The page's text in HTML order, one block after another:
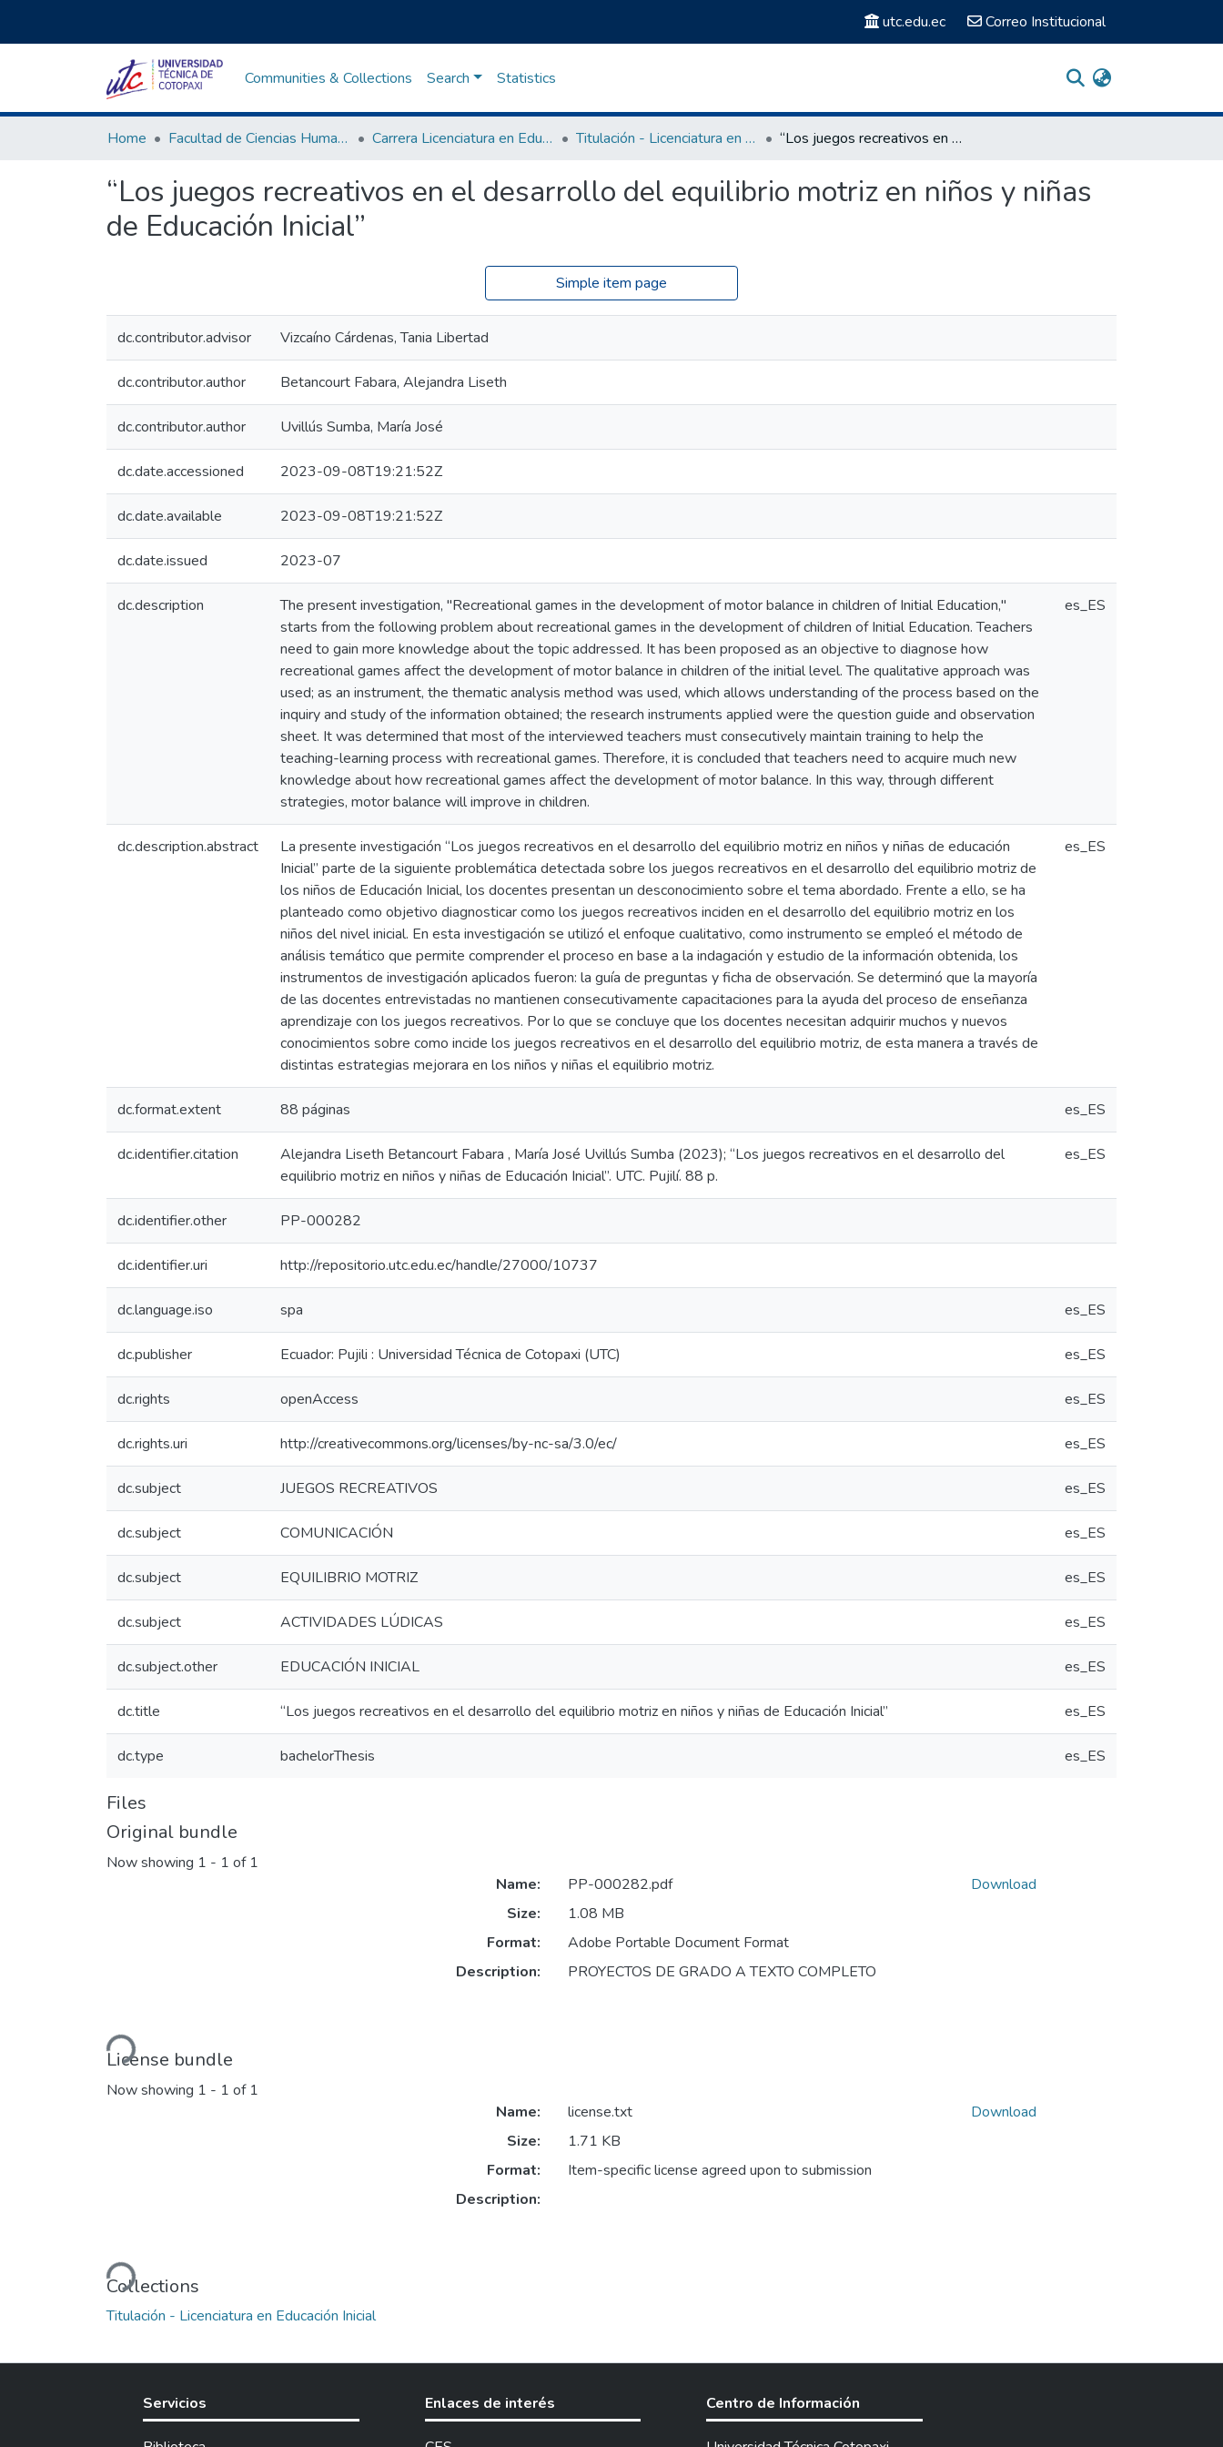
utc.edu.ec Correo Institucional
Communities & Collections Search Statistics
Home Facultad de Ciencias Humanas y Educación Carrera Licenciatura en Educación Inicial Titulación - Licenciatura en Educación Inicial “Los juegos recreativos en el desarrollo del equilibrio motriz en niños y niñas de Educación Inicial”
“Los juegos recreativos en el desarrollo del equilibrio motriz en niños y niñas
de Educación Inicial”
Simple item page
dc.contributor.advisor Vizcaíno Cárdenas, Tania Libertad
dc.contributor.author Betancourt Fabara, Alejandra Liseth
dc.contributor.author Uvillús Sumba, María José
dc.date.accessioned 2023-09-08T19:21:52Z
dc.date.available 2023-09-08T19:21:52Z
dc.date.issued 2023-07
dc.description
The present investigation, "Recreational games in the development of motor balance in children of Initial Education,"
starts from the following problem about recreational games in the development of children of Initial Education. Teachers
need to gain more knowledge about the topic addressed. It has been proposed as an objective to diagnose how
recreational games affect the development of motor balance in children of the initial level. The qualitative approach was
used; as an instrument, the thematic analysis method was used, which allows understanding of the process based on the
inquiry and study of the information obtained; the research instruments applied were the question guide and observation
sheet. It was determined that most of the interviewed teachers must consecutively maintain training to help the
teaching-learning process with recreational games. Therefore, it is concluded that teachers need to acquire much new
knowledge about how recreational games affect the development of motor balance. In this way, through different
strategies, motor balance will improve in children.
es_ES
dc.description.abstract
La presente investigación “Los juegos recreativos en el desarrollo del equilibrio motriz en niños y niñas de educación
Inicial” parte de la siguiente problemática detectada sobre los juegos recreativos en el desarrollo del equilibrio motriz de
los niños de Educación Inicial, los docentes presentan un desconocimiento sobre el tema abordado. Frente a ello, se ha
planteado como objetivo diagnosticar como los juegos recreativos inciden en el desarrollo del equilibrio motriz en los
niños del nivel inicial. En esta investigación se utilizó el enfoque cualitativo, como instrumento se empleó el método de
análisis temático que permite comprender el proceso en base a la indagación y estudio de la información obtenida, los
instrumentos de investigación aplicados fueron: la guía de preguntas y ficha de observación. Se determinó que la mayoría
de las docentes entrevistadas no mantienen consecutivamente capacitaciones para la ayuda del proceso de enseñanza
aprendizaje con los juegos recreativos. Por lo que se concluye que los docentes necesitan adquirir muchos y nuevos
conocimientos sobre como incide los juegos recreativos en el desarrollo del equilibrio motriz, de esta manera a través de
distintas estrategias mejorara en los niños y niñas el equilibrio motriz.
es_ES
dc.format.extent 88 páginas es_ES
dc.identifier.citation
Alejandra Liseth Betancourt Fabara , María José Uvillús Sumba (2023); “Los juegos recreativos en el desarrollo del
equilibrio motriz en niños y niñas de Educación Inicial”. UTC. Pujilí. 88 p.
es_ES
dc.identifier.other PP-000282
dc.identifier.uri http://repositorio.utc.edu.ec/handle/27000/10737
dc.language.iso spa es_ES
dc.publisher Ecuador: Pujili : Universidad Técnica de Cotopaxi (UTC) es_ES
dc.rights openAccess es_ES
dc.rights.uri http://creativecommons.org/licenses/by-nc-sa/3.0/ec/ es_ES
dc.subject JUEGOS RECREATIVOS es_ES
dc.subject COMUNICACIÓN es_ES
dc.subject EQUILIBRIO MOTRIZ es_ES
dc.subject ACTIVIDADES LÚDICAS es_ES
dc.subject.other EDUCACIÓN INICIAL es_ES
dc.title “Los juegos recreativos en el desarrollo del equilibrio motriz en niños y niñas de Educación Inicial” es_ES
dc.type bachelorThesis es_ES
Files
Original bundle
Now showing 1 - 1 of 1
Loading...
Name:
PP-000282.pdf
Size:
1.08 MB
Format:
Adobe Portable Document Format
Description:
PROYECTOS DE GRADO A TEXTO COMPLETO
Download
License bundle
Now showing 1 - 1 of 1
Loading...
Name:
license.txt
Size:
1.71 KB
Format:
Item-specific license agreed upon to submission
Description:
Download
Collections
Titulación - Licenciatura en Educación Inicial
Servicios Enlaces de interés Centro de Información